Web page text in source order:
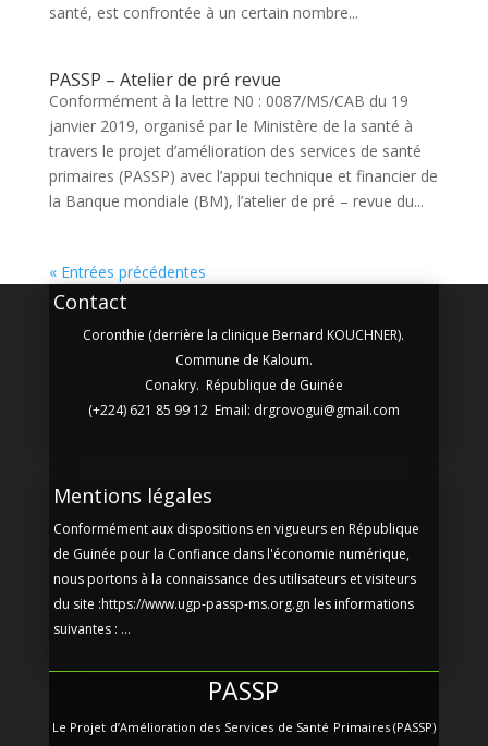
santé, est confrontée à un certain nombre...
PASSP – Atelier de pré revue
Conformément à la lettre N0 : 0087/MS/CAB du 19
janvier 2019, organisé par le Ministère de la santé à
travers le projet d’amélioration des services de santé
primaires (PASSP) avec l’appui technique et financier de
la Banque mondiale (BM), l’atelier de pré – revue du...
« Entrées précédentes
Contact
Coronthie (derrière la clinique Bernard KOUCHNER).
Commune de Kaloum.
Conakry. République de Guinée
(+224) 621 85 99 12 Email: drgrovogui@gmail.com
Mentions légales
Conformément aux dispositions en vigueurs en République
de Guinée pour la Confiance dans l'économie numérique,
nous portons à la connaissance des utilisateurs et visiteurs
du site :https://www.ugp-passp-ms.org.gn les informations
suivantes : ...
PASSP
Le Projet d’Amélioration des Services de Santé Primaires (PASSP)